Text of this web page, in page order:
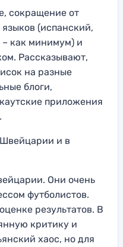
сокращение от
(испанский,
– как минимум) и
Рассказывают,
на разные
блоги,
приложения
Швейцарии и в
Они очень
футболистов.
результатов. В
критику и
хаос, но для